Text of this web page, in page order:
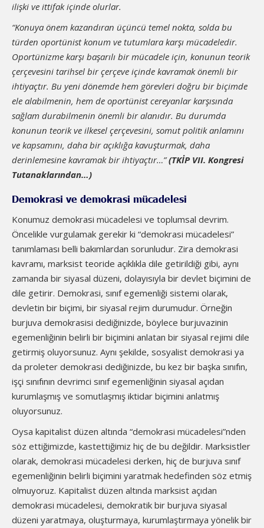
ilişki ve ittifak içinde olurlar.
“Konuya önem kazandıran üçüncü temel nokta, solda bu
türden oportünist konum ve tutumlara karşı mücadeledir.
Oportünizme karşı başarılı bir mücadele için, konunun teorik
çerçevesini tarihsel bir çerçeve içinde kavramak önemli bir
ihtiyaçtır. Bu yeni dönemde hem görevleri doğru bir biçimde
ele alabilmenin, hem de oportünist cereyanlar karşısında
sağlam durabilmenin önemli bir alanıdır. Bu durumda
konunun teorik ve ilkesel çerçevesini, somut politik anlamını
ve kapsamını, daha bir açıklığa kavuşturmak, daha
derinlemesine kavramak bir ihtiyaçtır…”(TKİP VII. Kongresi
Tutanaklarından…)
Demokrasi ve demokrasi mücadelesi
Konumuz demokrasi mücadelesi ve toplumsal devrim.
Öncelikle vurgulamak gerekir ki “demokrasi mücadelesi”
tanımlaması belli bakımlardan sorunludur. Zira demokrasi
kavramı, marksist teoride açıklıkla dile getirildiği gibi, aynı
zamanda bir siyasal düzeni, dolayısıyla bir devlet biçimini de
dile getirir. Demokrasi, sınıf egemenliği sistemi olarak,
devletin bir biçimi, bir siyasal rejim durumudur. Örneğin
burjuva demokrasisi dediğinizde, böylece burjuvazinin
egemenliğinin belirli bir biçimini anlatan bir siyasal rejimi dile
getirmiş oluyorsunuz. Aynı şekilde, sosyalist demokrasi ya
da proleter demokrasi dediğinizde, bu kez bir başka sınıfın,
işçi sınıfının devrimci sınıf egemenliğinin siyasal açıdan
kurumlaşmış ve somutlaşmış iktidar biçimini anlatmış
oluyorsunuz.
Oysa kapitalist düzen altında “demokrasi mücadelesi”nden
söz ettiğimizde, kastettiğimiz hiç de bu değildir. Marksistler
olarak, demokrasi mücadelesi derken, hiç de burjuva sınıf
egemenliğinin belirli biçimini yaratmak hedefinden söz etmiş
olmuyoruz. Kapitalist düzen altında marksist açıdan
demokrasi mücadelesi, demokratik bir burjuva siyasal
düzeni yaratmaya, oluşturmaya, kurumlaştırmaya yönelik bir